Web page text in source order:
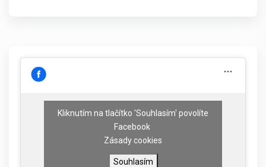
Kliknutím na tlačítko 'Souhlasím' povolíte
Facebook
Zásady cookies
Souhlasím